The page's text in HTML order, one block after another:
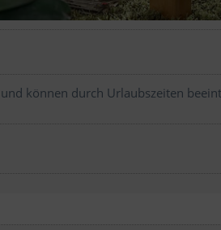
können durch Urlaubszeiten